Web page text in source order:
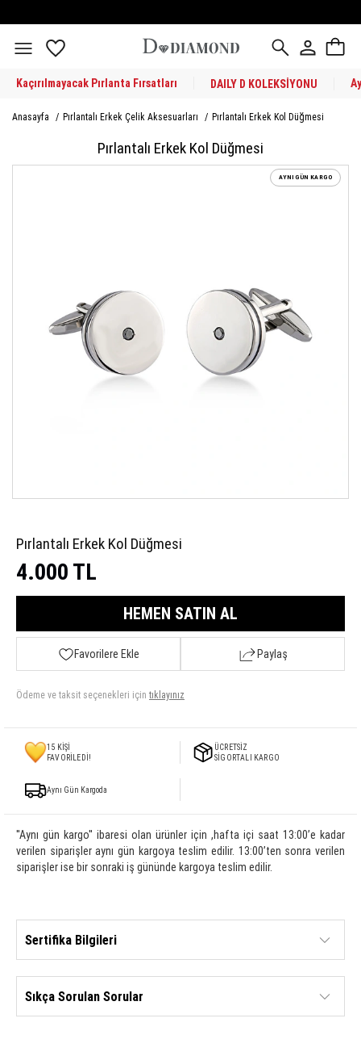
Kaçırılmayacak Pırlanta Fırsatları DAILY D KOLEKSİYONU
Anasayfa / Pırlantalı Erkek Çelik Aksesuarları / Pırlantalı Erkek Kol Düğmesi
Pırlantalı Erkek Kol Düğmesi
AYNI GÜN KARGO
Pırlantalı Erkek Kol Düğmesi
4.000 TL
HEMEN SATIN AL
Favorilere Ekle Paylaş
Ödeme ve taksit seçenekleri için tıklayınız
15 KİŞİ
FAVORİLEDİ!
ÜCRETSİZ
SİGORTALI KARGO
Aynı Gün Kargoda
''Aynı gün kargo'' ibaresi olan ürünler için ,hafta içi saat 13:00’e kadar
verilen siparişler aynı gün kargoya teslim edilir. 13:00’ten sonra verilen
siparişler ise bir sonraki iş gününde kargoya teslim edilir.
Sertifika Bilgileri
Sıkça Sorulan Sorular